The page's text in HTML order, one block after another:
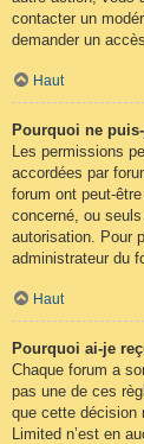
contacter un
demander un
Haut
Pourquoi ne
Les permissions
accordées par
forum ont peut-
concerné, ou
autorisation. Pour
administrateur du
Haut
Pourquoi ai-je
Chaque forum a
pas une de ces
que cette décision
Limited n’est en